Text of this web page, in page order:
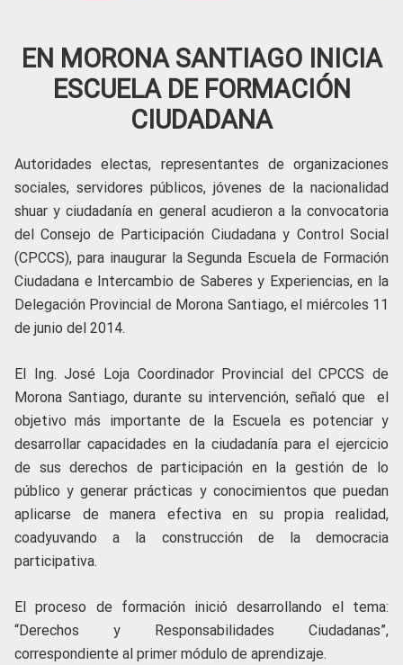
EN MORONA SANTIAGO INICIA
ESCUELA DE FORMACIÓN
CIUDADANA
Autoridades electas, representantes de organizaciones
sociales, servidores públicos, jóvenes de la nacionalidad
shuar y ciudadanía en general acudieron a la convocatoria
del Consejo de Participación Ciudadana y Control Social
(CPCCS), para inaugurar la Segunda Escuela de Formación
Ciudadana e Intercambio de Saberes y Experiencias, en la
Delegación Provincial de Morona Santiago, el miércoles 11
de junio del 2014.
El Ing. José Loja Coordinador Provincial del CPCCS de
Morona Santiago, durante su intervención, señaló que el
objetivo más importante de la Escuela es potenciar y
desarrollar capacidades en la ciudadanía para el ejercicio
de sus derechos de participación en la gestión de lo
público y generar prácticas y conocimientos que puedan
aplicarse de manera efectiva en su propia realidad,
coadyuvando a la construcción de la democracia
participativa.
El proceso de formación inició desarrollando el tema:
“Derechos y Responsabilidades Ciudadanas”,
correspondiente al primer módulo de aprendizaje.